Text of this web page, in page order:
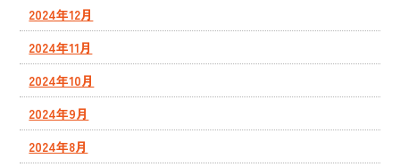
2024年12月
2024年11月
2024年10月
2024年9月
2024年8月